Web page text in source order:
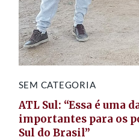
SEM CATEGORIA
ATL Sul: “Essa é uma
importantes para os
Sul do Brasil”